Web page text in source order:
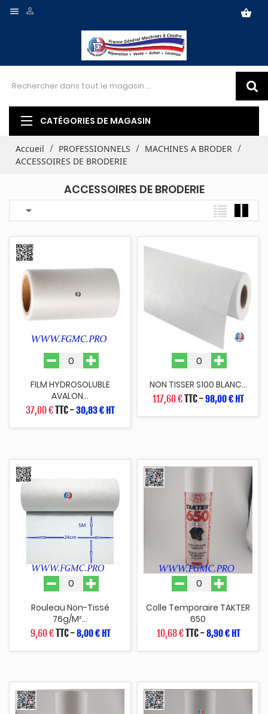
 shopping_basket

CATÉGORIES DE MAGASIN
Accueil PROFESSIONNELS
MACHINES A BRODER
ACCESSOIRES DE BRODERIE
ACCESSOIRES DE BRODERIE

FILM HYDROSOLUBLE
AVALON...
37,00 €TTC-30,83 € HT
NON TISSER S100 BLANC...
117,60 €TTC-98,00 € HT
Rouleau Non-Tissé
76g/m²...
9,60 €TTC-8,00 € HT
Colle Temporaire TAKTER
650
10,68 €TTC-8,90 € HT